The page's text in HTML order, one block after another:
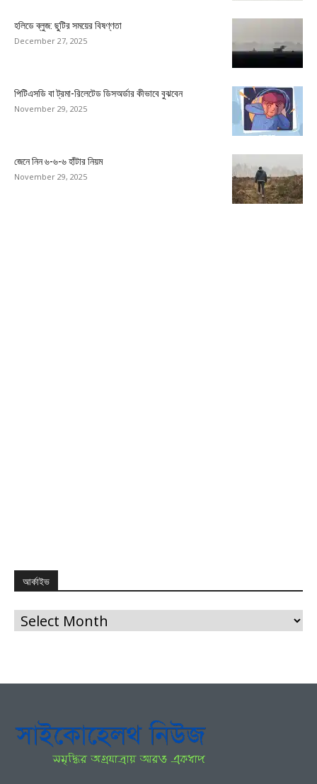
হলিডে ব্লুজ: ছুটির সময়ের বিষণ্ণতা
December 27, 2025
পিটিএসডি বা ট্রমা-রিলেটেড ডিসঅর্ডার কীভাবে বুঝবেন
November 29, 2025
জেনে নিন ৬-৬-৬ হাঁটার নিয়ম
November 29, 2025
আর্কাইভ
আর্কাইভ